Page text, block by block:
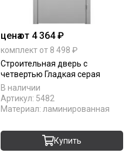
ценаот 4 364 ₽
комплект от 8 498 ₽
Строительная дверь с
четвертью Гладкая серая
В наличии
Артикул: 5482
Материал: ламинированная
Купить